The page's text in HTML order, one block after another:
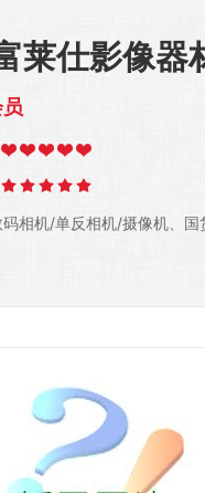
莱仕影像器
码相机/单反相机/摄像机、国